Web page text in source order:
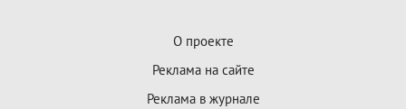
О проекте
Реклама на сайте
Реклама в журнале